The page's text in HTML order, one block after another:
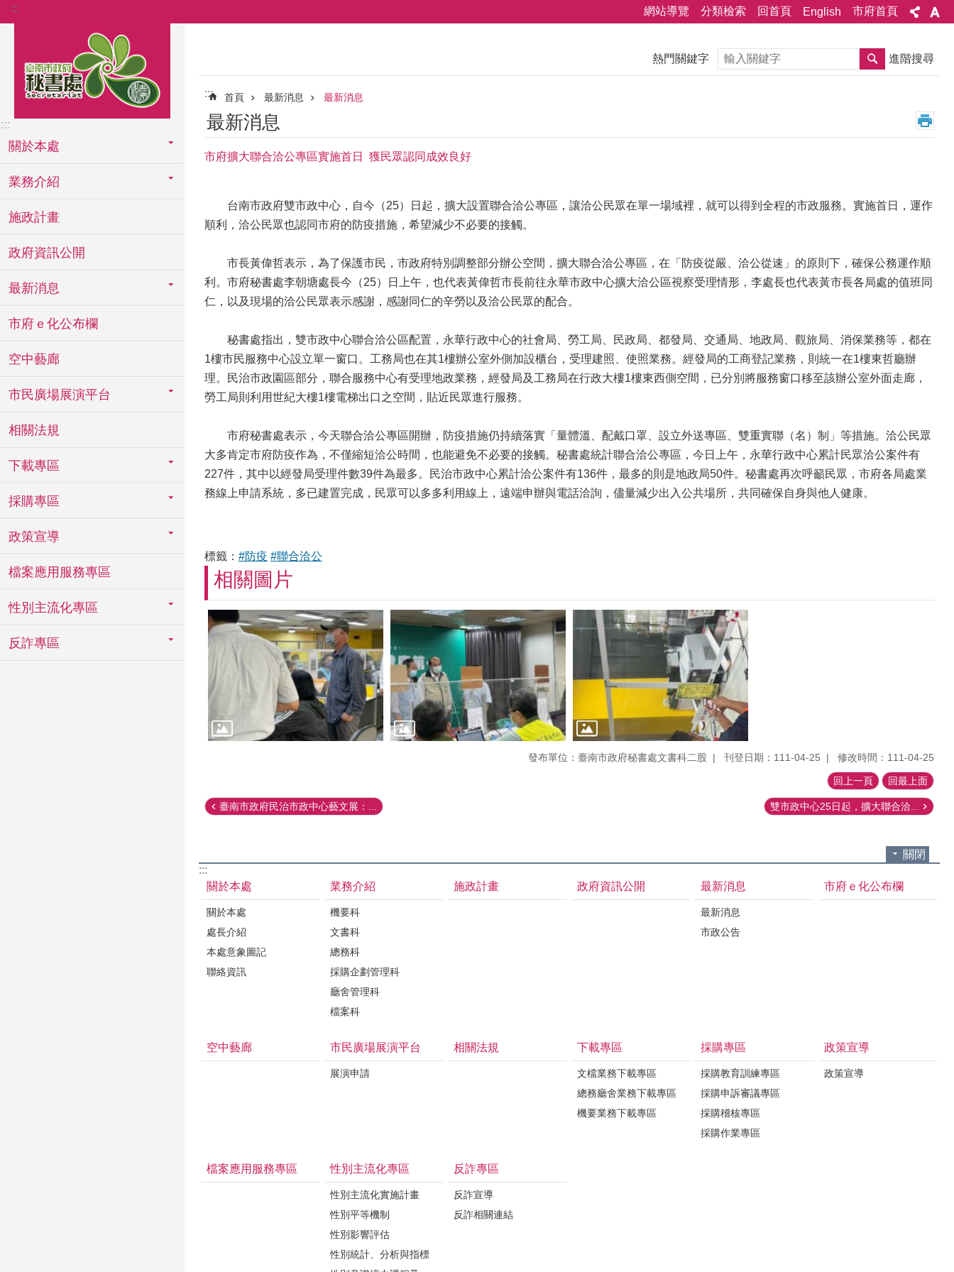
跳到主要內容區塊
::: 網站導覽 分類檢索 回首頁 English 市府首頁
:::
關於本處
業務介紹
施政計畫
政府資訊公開
最新消息
市府ｅ化公布欄
空中藝廊
市民廣場展演平台
相關法規
下載專區
採購專區
政策宣導
檔案應用服務專區
性別主流化專區
反詐專區
熱門關鍵字 搜尋 進階搜尋
::: 首頁 最新消息 最新消息
最新消息
市府擴大聯合洽公專區實施首日 獲民眾認同成效良好
台南市政府雙市政中心，自今（25）日起，擴大設置聯合洽公專區，讓洽公民眾在單一場域裡，就可以得到全程的市政服務。實施首日，運作
順利，洽公民眾也認同市府的防疫措施，希望減少不必要的接觸。
市長黃偉哲表示，為了保護市民，市政府特別調整部分辦公空間，擴大聯合洽公專區，在「防疫從嚴、洽公從速」的原則下，確保公務運作順
利。市府秘書處李朝塘處長今（25）日上午，也代表黃偉哲市長前往永華市政中心擴大洽公區視察受理情形，李處長也代表黃市長各局處的值班同
仁，以及現場的洽公民眾表示感謝，感謝同仁的辛勞以及洽公民眾的配合。
秘書處指出，雙市政中心聯合洽公區配置，永華行政中心的社會局、勞工局、民政局、都發局、交通局、地政局、觀旅局、消保業務等，都在
1樓市民服務中心設立單一窗口。工務局也在其1樓辦公室外側加設櫃台，受理建照、使照業務。經發局的工商登記業務，則統一在1樓東哲廳辦
理。民治市政園區部分，聯合服務中心有受理地政業務，經發局及工務局在行政大樓1樓東西側空間，已分別將服務窗口移至該辦公室外面走廊，
勞工局則利用世紀大樓1樓電梯出口之空間，貼近民眾進行服務。
市府秘書處表示，今天聯合洽公專區開辦，防疫措施仍持續落實「量體溫、配戴口罩、設立外送專區、雙重實聯（名）制」等措施。洽公民眾
大多肯定市府防疫作為，不僅縮短洽公時間，也能避免不必要的接觸。秘書處統計聯合洽公專區，今日上午，永華行政中心累計民眾洽公案件有
227件，其中以經發局受理件數39件為最多。民治市政中心累計洽公案件有136件，最多的則是地政局50件。秘書處再次呼籲民眾，市府各局處業
務線上申請系統，多已建置完成，民眾可以多多利用線上，遠端申辦與電話洽詢，儘量減少出入公共場所，共同確保自身與他人健康。
標籤： #防疫 #聯合洽公
相關圖片
發布單位：臺南市政府秘書處文書科二股 刊登日期：111-04-25 修改時間：111-04-25
回上一頁 回最上面
臺南市政府民治市政中心藝文展：... 雙市政中心25日起，擴大聯合洽...
關閉
:::
關於本處
關於本處
處長介紹
本處意象圖記
聯絡資訊
業務介紹
機要科
文書科
總務科
採購企劃管理科
廳舍管理科
檔案科
施政計畫 政府資訊公開 最新消息
最新消息
市政公告
市府ｅ化公布欄
空中藝廊 市民廣場展演平台
展演申請
相關法規 下載專區
文檔業務下載專區
總務廳舍業務下載專區
機要業務下載專區
採購專區
採購教育訓練專區
採購申訴審議專區
採購稽核專區
採購作業專區
政策宣導
政策宣導
檔案應用服務專區 性別主流化專區
性別主流化實施計畫
性別平等機制
性別影響評估
性別統計、分析與指標
反詐專區
反詐宣導
反詐相關連結